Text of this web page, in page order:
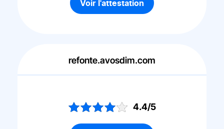
Voir l'attestation
refonte.avosdim.com
4.4/5